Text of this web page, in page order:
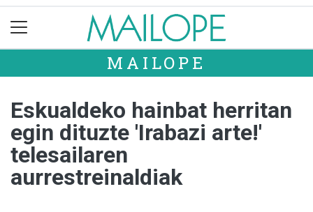
MAILOPE
Eskualdeko hainbat herritan
egin dituzte 'Irabazi arte!'
telesailaren
aurrestreinaldiak